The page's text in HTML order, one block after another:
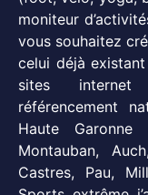
moniteur
vous souhaitez
celui déjà
sites internet
référencement
Haute
Montauban,
Castres, Pau,